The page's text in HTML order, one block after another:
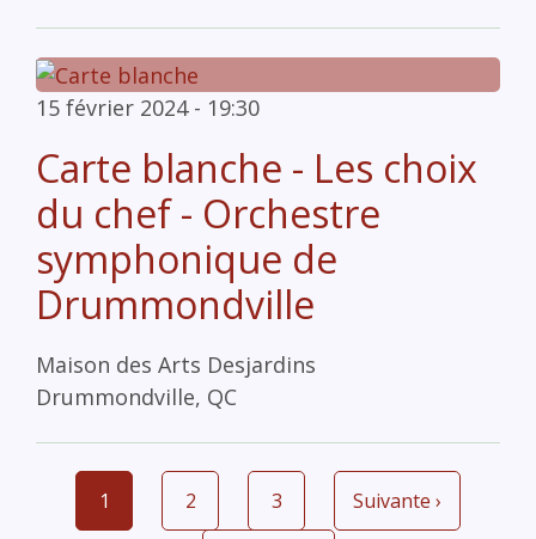
15 février 2024 - 19:30
Carte blanche - Les choix
du chef - Orchestre
symphonique de
Drummondville
Maison des Arts Desjardins
Drummondville, QC
Pagination
Page
1 Page
2 Page
3 Page
Suivante ›